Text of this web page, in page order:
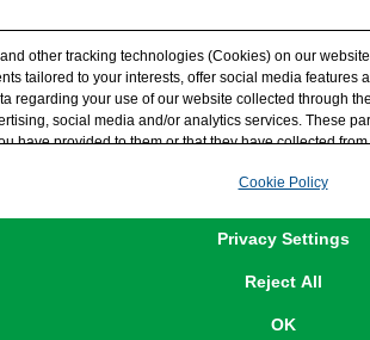
other tracking technologies (Cookies) on our
tailored to your interests, offer social media features
regarding your use of our website collected through
social media and/or analytics services. These
have provided to them or that they have collected
except for Strictly Necessary Cookies, please
consent or rejection settings at any time via
Cookie Policy
Privacy Settings
Reject All
OK